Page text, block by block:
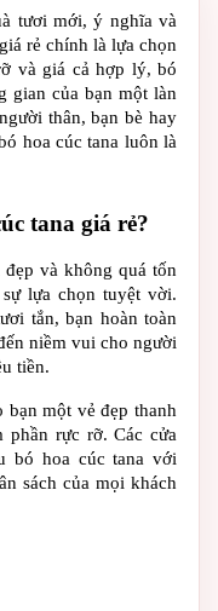
tươi mới, ý nghĩa và
rẻ chính là lựa chọn
và giá cả hợp lý, bó
gian của bạn một làn
thân, bạn bè hay
hoa cúc tana luôn là
tana giá rẻ?
và không quá tốn
lựa chọn tuyệt vời.
tắn, bạn hoàn toàn
niềm vui cho người
tiền.
bạn một vẻ đẹp thanh
phần rực rỡ. Các cửa
bó hoa cúc tana với
sách của mọi khách